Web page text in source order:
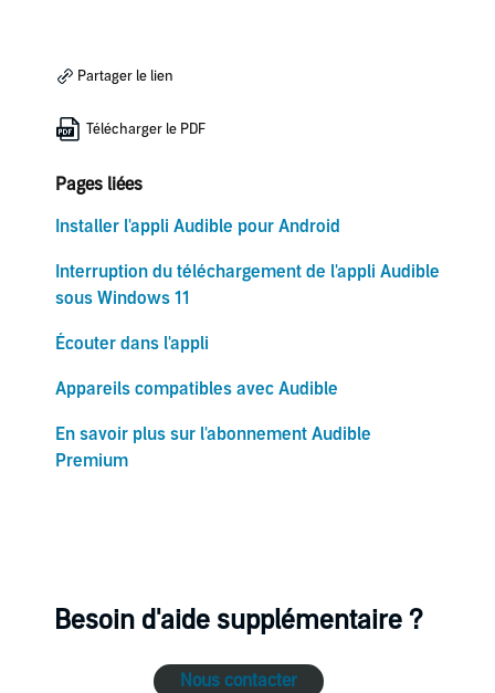
Partager le lien
Télécharger le PDF
Pages liées
Installer l'appli Audible pour Android
Interruption du téléchargement de l'appli Audible
sous Windows 11
Écouter dans l'appli
Appareils compatibles avec Audible
En savoir plus sur l'abonnement Audible
Premium
Besoin d'aide supplémentaire ?
Nous contacter